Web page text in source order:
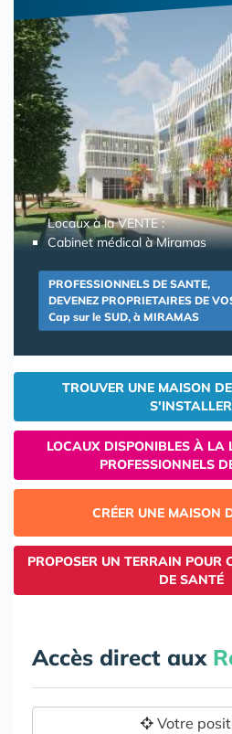
Locaux à la VENTE :
Cabinet médical à Miramas
PROFESSIONNELS DE SANTE,
DEVENEZ PROPRIETAIRES DE
Cap sur le SUD, à MIRAMAS
TROUVER UNE MAISON
S'INSTALLER
LOCAUX DISPONIBLES À LA
PROFESSIONNELS
CRÉER UNE MAISON
PROPOSER UN TERRAIN POUR
DE SANTÉ
Accès direct aux
Votre